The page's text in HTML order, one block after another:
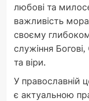
любові та
важливість
своєму
служіння
та віри.
У православній
є актуальною